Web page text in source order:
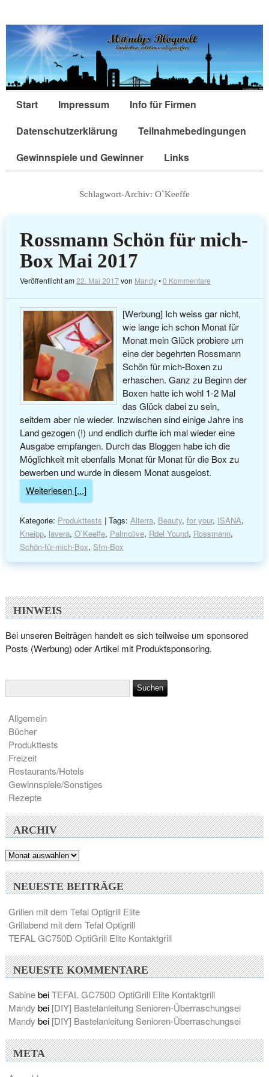
Start Impressum
Info für Firmen
Datenschutzerklärung
Teilnahmebedingungen
Gewinnspiele und Gewinner
Links
Schlagwort-Archiv: O`Keeffe
Rossmann Schön für mich-
Box Mai 2017
Veröffentlicht am22. Mai 2017von Mandy•0 Kommentare
[Werbung] Ich weiss gar nicht,
wie lange ich schon Monat für
Monat mein Glück probiere um
eine der begehrten Rossmann
Schön für mich-Boxen zu
erhaschen. Ganz zu Beginn der
Boxen hatte ich wohl 1-2 Mal
das Glück dabei zu sein,
seitdem aber nie wieder. Inzwischen sind einige Jahre ins
Land gezogen (!) und endlich durfte ich mal wieder eine
Ausgabe empfangen. Durch das Bloggen habe ich die
Möglichkeit mit ebenfalls Monat für Monat für die Box zu
bewerben und wurde in diesem Monat ausgelost.
Weiterlesen [...]
Kategorie: Produkttests | Tags: Alterra, Beauty, for your, ISANA,
Kneipp, lavera, O`Keeffe, Palmolive, Rdel Yound, Rossmann,
Schön-für-mich-Box, Sfm-Box
HINWEIS
Bei unseren Beiträgen handelt es sich teilweise um sponsored
Posts (Werbung) oder Artikel mit Produktsponsoring.
Allgemein
Bücher
Produkttests
Freizeit
Restaurants/Hotels
Gewinnspiele/Sonstiges
Rezepte
ARCHIV
Archiv
NEUESTE BEITRÄGE
Grillen mit dem Tefal Optigrill Elite
Grillabend mit dem Tefal Optigrill
TEFAL GC750D OptiGrill Elite Kontaktgrill
NEUESTE KOMMENTARE
SabinebeiTEFAL GC750D OptiGrill Elite Kontaktgrill
Mandy bei [DIY] Bastelanleitung Senioren-Überraschungsei
Mandy bei [DIY] Bastelanleitung Senioren-Überraschungsei
META